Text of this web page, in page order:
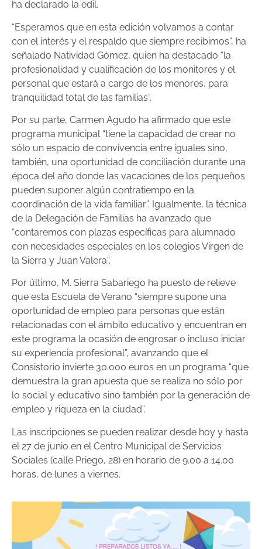
ha declarado la edil.
“Esperamos que en esta edición volvamos a contar
con el interés y el respaldo que siempre recibimos”, ha
señalado Natividad Gómez, quien ha destacado “la
profesionalidad y cualificación de los monitores y el
personal que estará a cargo de los menores, para
tranquilidad total de las familias”.
Por su parte, Carmen Agudo ha afirmado que este
programa municipal “tiene la capacidad de crear no
sólo un espacio de convivencia entre iguales sino,
también, una oportunidad de conciliación durante una
época del año donde las vacaciones de los pequeños
pueden suponer algún contratiempo en la
coordinación de la vida familiar”. Igualmente, la técnica
de la Delegación de Familias ha avanzado que
“contaremos con plazas específicas para alumnado
con necesidades especiales en los colegios Virgen de
la Sierra y Juan Valera”.
Por último, M. Sierra Sabariego ha puesto de relieve
que esta Escuela de Verano “siempre supone una
oportunidad de empleo para personas que están
relacionadas con el ámbito educativo y encuentran en
este programa la ocasión de engrosar o incluso iniciar
su experiencia profesional”, avanzando que el
Consistorio invierte 30.000 euros en un programa “que
demuestra la gran apuesta que se realiza no sólo por
lo social y educativo sino también por la generación de
empleo y riqueza en la ciudad”.
Las inscripciones se pueden realizar desde hoy y hasta
el 27 de junio en el Centro Municipal de Servicios
Sociales (calle Priego, 28) en horario de 9.00 a 14.00
horas, de lunes a viernes.